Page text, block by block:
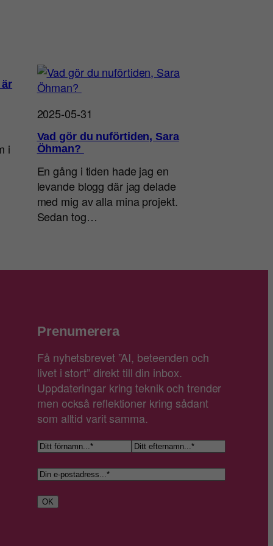
i
2025-05-31
Vad gör du nuförtiden, Sara
Öhman?
En gång i tiden hade jag en
levande blogg där jag delade
med mig av alla mina projekt.
Sedan tog…
Prenumerera
Få nyhetsbrevet ”AI, beteenden och
livet i stort” direkt till din inbox.
Uppdateringar kring teknik och trender
men också reflektioner kring sådant
som alltid varit samma.
N
m
ö
n
E
pOK